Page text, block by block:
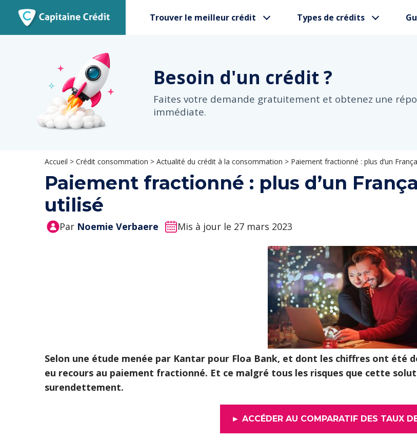
Trouver le meilleur crédit Types de crédits
Besoin d'un crédit ?
Faites votre demande gratuitement et obtenez une
immédiate.
Accueil > Crédit consommation > Actualité du crédit à la consommation > Paiement fractionné : plus d’un
Paiement fractionné : plus d’un
utilisé
Par Noemie Verbaere Mis à jour le 27 mars 2023
Selon une étude menée par Kantar pour Floa Bank, et dont les chiffres ont été
eu recours au paiement fractionné. Et ce malgré tous les risques que cette
surendettement.
► ACCÉDER AU COMPARATIF DES TAUX